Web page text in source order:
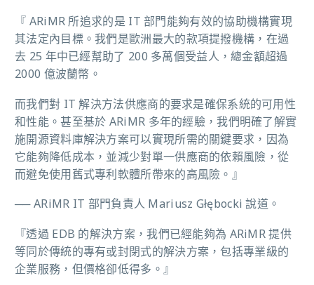
『 ARiMR 所追求的是 IT 部門能夠有效的協助機構實現
其法定內目標。我們是歐洲最大的款項提撥機構，在過
去 25 年中已經幫助了 200 多萬個受益人，總金額超過
2000 億波蘭幣。
而我們對 IT 解決方法供應商的要求是確保系統的可用性
和性能。甚至基於 ARiMR 多年的經驗，我們明確了解實
施開源資料庫解決方案可以實現所需的關鍵要求，因為
它能夠降低成本，並減少對單一供應商的依賴風險，從
而避免使用舊式專利軟體所帶來的高風險。』
── ARiMR IT 部門負責人 Mariusz Głębocki 說道。
『透過 EDB 的解決方案，我們已經能夠為 ARiMR 提供
等同於傳統的專有或封閉式的解決方案，包括專業級的
企業服務，但價格卻低得多。』